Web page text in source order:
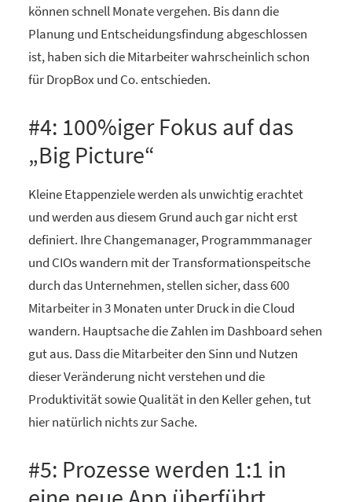
können schnell Monate vergehen. Bis dann die
Planung und Entscheidungsfindung abgeschlossen
ist, haben sich die Mitarbeiter wahrscheinlich schon
für DropBox und Co. entschieden.
#4: 100%iger Fokus auf das
„Big Picture“
Kleine Etappenziele werden als unwichtig erachtet
und werden aus diesem Grund auch gar nicht erst
definiert. Ihre Changemanager, Programmmanager
und CIOs wandern mit der Transformationspeitsche
durch das Unternehmen, stellen sicher, dass 600
Mitarbeiter in 3 Monaten unter Druck in die Cloud
wandern. Hauptsache die Zahlen im Dashboard sehen
gut aus. Dass die Mitarbeiter den Sinn und Nutzen
dieser Veränderung nicht verstehen und die
Produktivität sowie Qualität in den Keller gehen, tut
hier natürlich nichts zur Sache.
#5: Prozesse werden 1:1 in